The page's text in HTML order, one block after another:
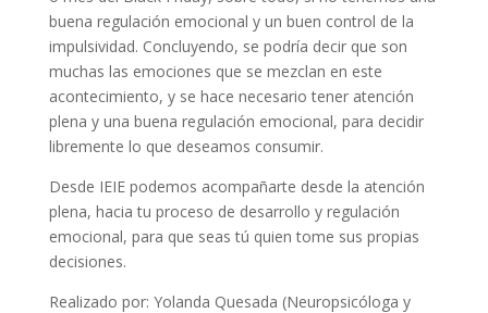
buena regulación emocional y un buen control de la
impulsividad. Concluyendo, se podría decir que son
muchas las emociones que se mezclan en este
acontecimiento, y se hace necesario tener atención
plena y una buena regulación emocional, para decidir
libremente lo que deseamos consumir.
Desde IEIE podemos acompañarte desde la atención
plena, hacia tu proceso de desarrollo y regulación
emocional, para que seas tú quien tome sus propias
decisiones.
Realizado por: Yolanda Quesada (Neuropsicóloga y